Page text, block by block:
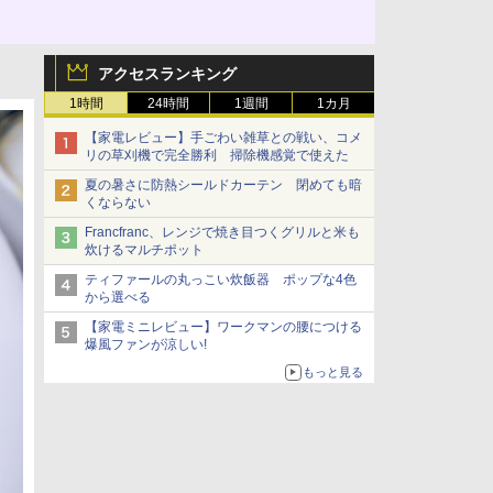
アクセスランキング
1時間 24時間 1週間 1カ月
【家電レビュー】手ごわい雑草との戦い、コメ
リの草刈機で完全勝利 掃除機感覚で使えた
夏の暑さに防熱シールドカーテン 閉めても暗
くならない
Francfranc、レンジで焼き目つくグリルと米も
炊けるマルチポット
ティファールの丸っこい炊飯器 ポップな4色
から選べる
【家電ミニレビュー】ワークマンの腰につける
爆風ファンが涼しい!
もっと見る